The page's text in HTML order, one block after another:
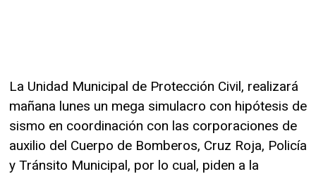
La Unidad Municipal de Protección Civil, realizará
mañana lunes un mega simulacro con hipótesis de
sismo en coordinación con las corporaciones de
auxilio del Cuerpo de Bomberos, Cruz Roja, Policía
y Tránsito Municipal, por lo cual, piden a la